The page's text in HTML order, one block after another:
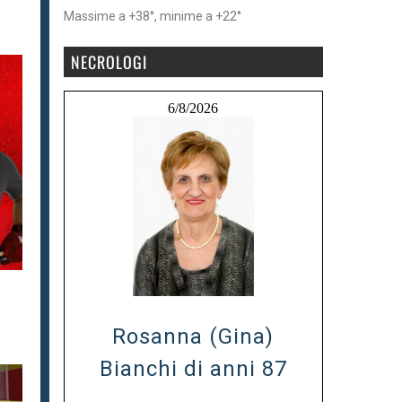
Massime a +38°, minime a +22°
NECROLOGI
6/8/2026
Rosanna (Gina)
Bianchi di anni 87